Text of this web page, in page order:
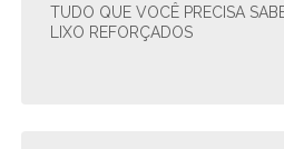
TUDO QUE VOCÊ PRECISA SABER SOBRE SACOS DE
LIXO REFORÇADOS